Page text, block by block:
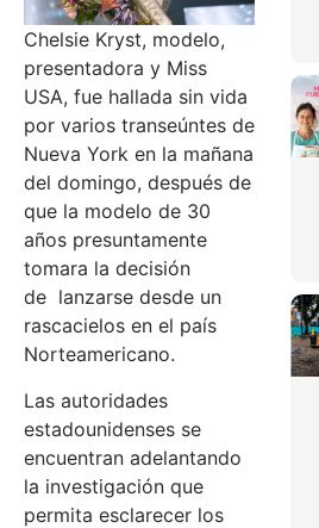
Chelsie Kryst, modelo,
presentadora y Miss
USA, fue hallada sin vida
por varios transeúntes de
Nueva York en la mañana
del domingo, después de
que la modelo de 30
años presuntamente
tomara la decisión
de lanzarse desde un
rascacielos en el país
Norteamericano.
Las autoridades
estadounidenses se
encuentran adelantando
la investigación que
permita esclarecer los